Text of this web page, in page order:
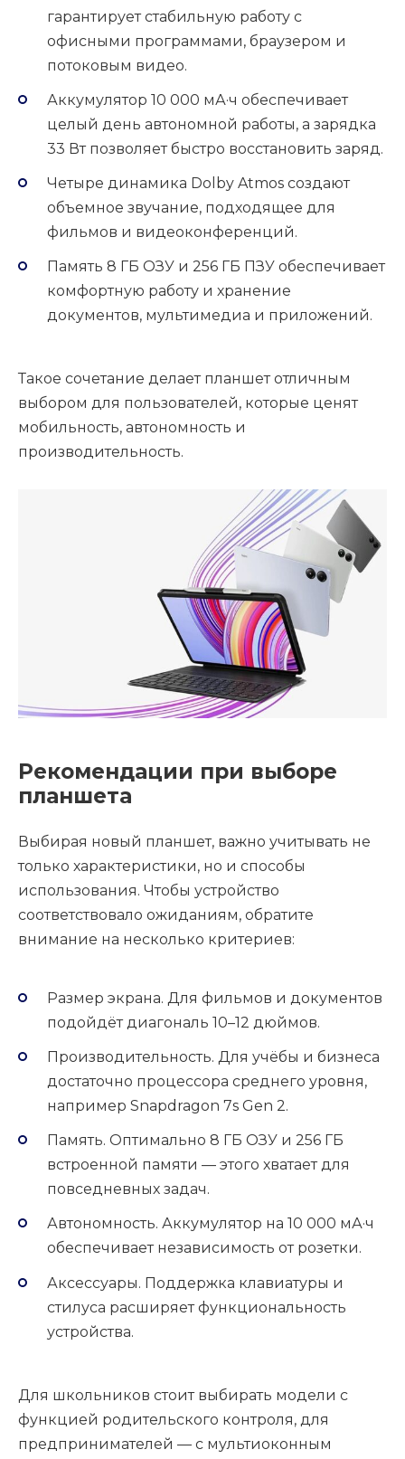
гарантирует стабильную работу с
офисными программами, браузером и
потоковым видео.
Аккумулятор 10 000 мА·ч обеспечивает
целый день автономной работы, а зарядка
33 Вт позволяет быстро восстановить заряд.
Четыре динамика Dolby Atmos создают
объемное звучание, подходящее для
фильмов и видеоконференций.
Память 8 ГБ ОЗУ и 256 ГБ ПЗУ обеспечивает
комфортную работу и хранение
документов, мультимедиа и приложений.
Такое сочетание делает планшет отличным
выбором для пользователей, которые ценят
мобильность, автономность и
производительность.
Рекомендации при выборе
планшета
Выбирая новый планшет, важно учитывать не
только характеристики, но и способы
использования. Чтобы устройство
соответствовало ожиданиям, обратите
внимание на несколько критериев:
Размер экрана. Для фильмов и документов
подойдёт диагональ 10–12 дюймов.
Производительность. Для учёбы и бизнеса
достаточно процессора среднего уровня,
например Snapdragon 7s Gen 2.
Память. Оптимально 8 ГБ ОЗУ и 256 ГБ
встроенной памяти — этого хватает для
повседневных задач.
Автономность. Аккумулятор на 10 000 мА·ч
обеспечивает независимость от розетки.
Аксессуары. Поддержка клавиатуры и
стилуса расширяет функциональность
устройства.
Для школьников стоит выбирать модели с
функцией родительского контроля, для
предпринимателей — с мультиоконным